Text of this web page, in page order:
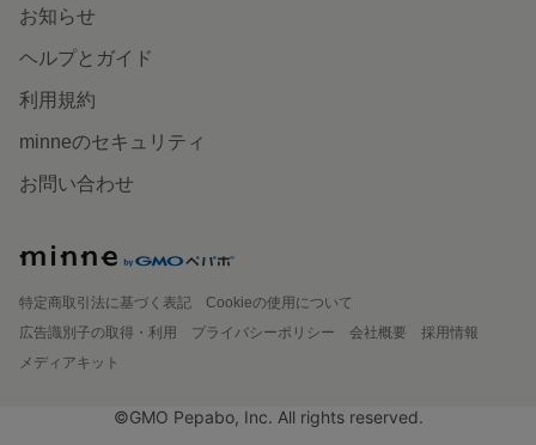
お知らせ
ヘルプとガイド
利用規約
minneのセキュリティ
お問い合わせ
特定商取引法に基づく表記
Cookieの使用について
広告識別子の取得・利用
プライバシーポリシー 会社概要
採用情報
メディアキット
©GMO Pepabo, Inc. All rights reserved.